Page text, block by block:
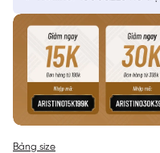
Bảng size